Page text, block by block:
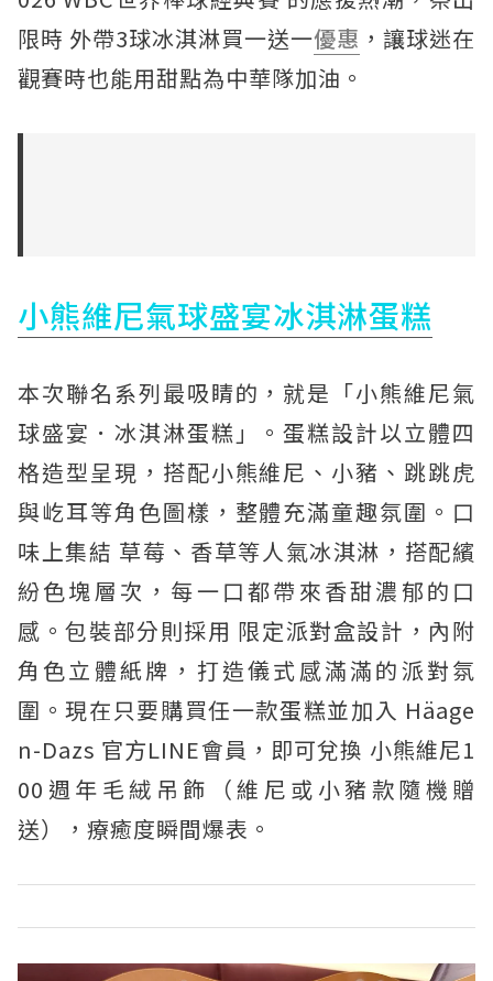
限時 外帶3球冰淇淋買一送一優惠 ，讓球迷在
觀賽時也能用甜點為中華隊加油。
小熊維尼氣球盛宴冰淇淋蛋糕
本次聯名系列最吸睛的，就是「小熊維尼氣
球盛宴．冰淇淋蛋糕」。蛋糕設計以立體四
格造型呈現，搭配小熊維尼、小豬、跳跳虎
與屹耳等角色圖樣，整體充滿童趣氛圍。口
味上集結 草莓、香草等人氣冰淇淋，搭配繽
紛色塊層次，每一口都帶來香甜濃郁的口
感。包裝部分則採用 限定派對盒設計，內附
角色立體紙牌，打造儀式感滿滿的派對氛
圍。現在只要購買任一款蛋糕並加入 Häage
n-Dazs 官方LINE會員，即可兌換 小熊維尼1
00週年毛絨吊飾（維尼或小豬款隨機贈
送），療癒度瞬間爆表。